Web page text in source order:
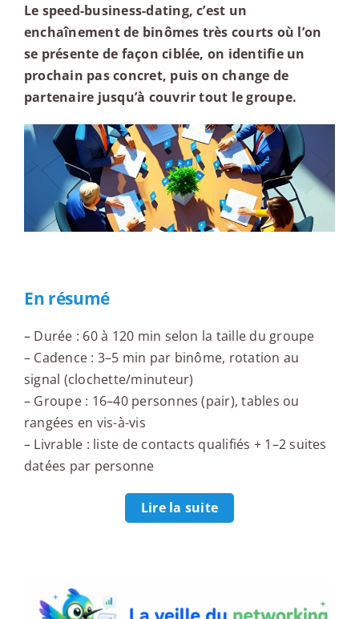
Le speed-business-dating, c’est un
enchaînement de binômes très courts où l’on
se présente de façon ciblée, on identifie un
prochain pas concret, puis on change de
partenaire jusqu’à couvrir tout le groupe.
En résumé
– Durée : 60 à 120 min selon la taille du groupe
– Cadence : 3–5 min par binôme, rotation au
signal (clochette/minuteur)
– Groupe : 16–40 personnes (pair), tables ou
rangées en vis-à-vis
– Livrable : liste de contacts qualifiés + 1–2 suites
datées par personne
Lire la suite